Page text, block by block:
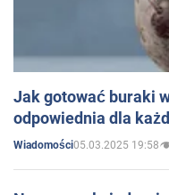
Jak gotować buraki
odpowiednia dla
Wiadomości05.03.2025 19:58